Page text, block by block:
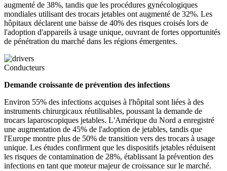
augmenté de 38%, tandis que les procédures gynécologiques
mondiales utilisant des trocars jetables ont augmenté de 32%. Les
hôpitaux déclarent une baisse de 40% des risques croisés lors de
l'adoption d'appareils à usage unique, ouvrant de fortes opportunités
de pénétration du marché dans les régions émergentes.
Conducteurs
Demande croissante de prévention des infections
Environ 55% des infections acquises à l'hôpital sont liées à des
instruments chirurgicaux réutilisables, poussant la demande de
trocars laparoscopiques jetables. L'Amérique du Nord a enregistré
une augmentation de 45% de l'adoption de jetables, tandis que
l'Europe montre plus de 50% de transition vers des trocars à usage
unique. Les études confirment que les dispositifs jetables réduisent
les risques de contamination de 28%, établissant la prévention des
infections en tant que moteur majeur de croissance sur le marché.